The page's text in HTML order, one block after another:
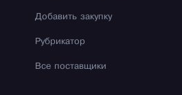
Добавить закупку
Рубрикатор
Все поставщики